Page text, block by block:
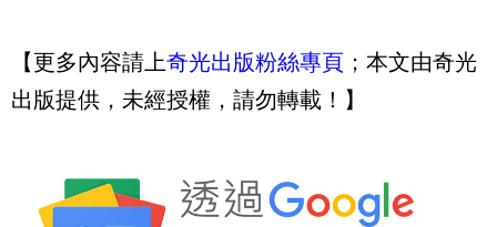
【更多內容請上奇光出版粉絲專頁 ；本文由奇光
出版提供，未經授權，請勿轉載！】